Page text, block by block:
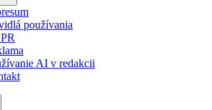
používania
AI v redakcii